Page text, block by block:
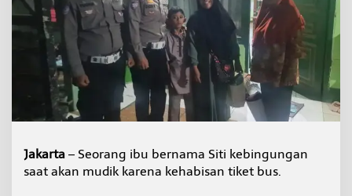
i
B
a
n
u
A
n
a
Jakarta – Seorang ibu bernama Siti kebingungan
saat akan mudik karena kehabisan tiket bus.